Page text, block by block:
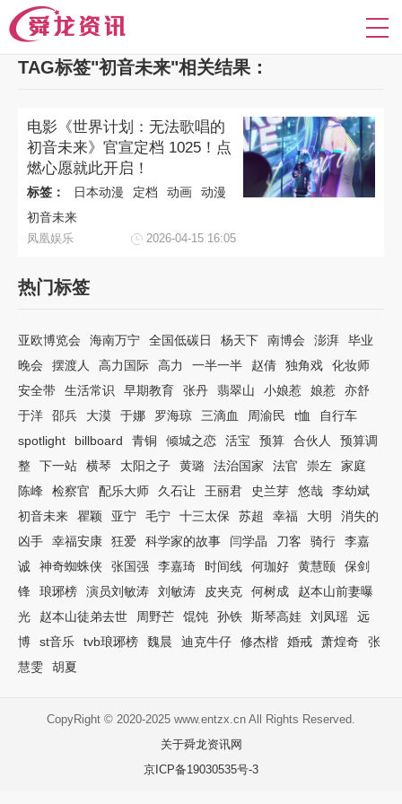
TAG标签"初音未来"相关结果：
电影《世界计划：无法歌唱的
初音未来》官宣定档 1025！点
燃心愿就此开启！
标签： 日本动漫 定档 动画
动漫
初音未来
凤凰娱乐 2026-04-15 16:05
热门标签
亚欧博览会 海南万宁 全国低碳日 杨天下 南博会 澎湃
毕业
晚会
摆渡人 高力国际 高力 一半一半 赵倩 独角戏
化妆师
安全带
生活常识 早期教育 张丹 翡翠山 小娘惹 娘惹
亦舒
于洋
邵兵 大漠 于娜 罗海琼 三滴血 周渝民 t恤
自行车
spotlight
billboard 青铜 倾城之恋 活宝 预算 合伙人
预算调
整
下一站 横琴 太阳之子 黄璐 法治国家 法官 崇左
家庭
陈峰
检察官 配乐大师 久石让 王丽君 史兰芽 悠哉
李幼斌
初音未来
瞿颖 亚宁 毛宁 十三太保 苏超 幸福 大明
消失的
凶手
幸福安康 狂爱 科学家的故事 闫学晶 刀客 骑行
李嘉
诚
神奇蜘蛛侠 张国强 李嘉琦 时间线 何珈好 黄慧颐
保剑
锋
琅琊榜 演员刘敏涛 刘敏涛 皮夹克 何树成
赵本山前妻曝
光
赵本山徒弟去世 周野芒 馄饨 孙铁 斯琴高娃 刘凤瑶
远
博
st音乐 tvb琅琊榜 魏晨 迪克牛仔 修杰楷 婚戒 萧煌奇
张
慧雯
胡夏
CopyRight © 2020-2025 www.entzx.cn All Rights Reserved.
关于舜龙资讯网
京ICP备19030535号-3